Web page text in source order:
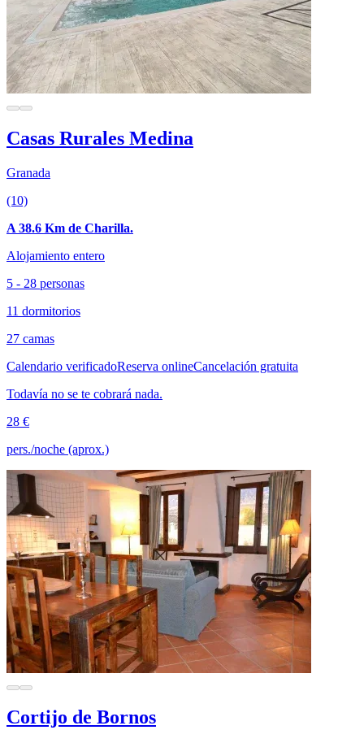
Casas Rurales Medina
Granada
(10)
A 38.6 Km de Charilla.
Alojamiento entero
5 - 28 personas
11 dormitorios
27 camas
Calendario verificadoReserva onlineCancelación gratuita
Todavía no se te cobrará nada.
28 €
pers./noche (aprox.)
Cortijo de Bornos